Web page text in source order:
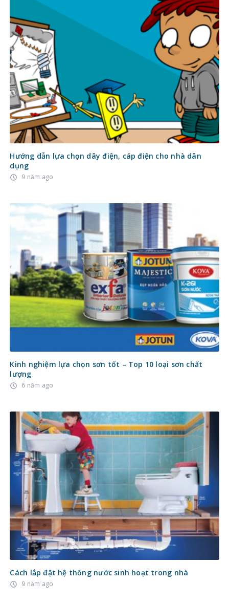
Hướng dẫn lựa chọn dây điện, cáp điện cho nhà dân
dụng
access_time 9 năm ago
Kinh nghiệm lựa chọn sơn tốt – Top 10 loại sơn chất
lượng
access_time 6 năm ago
Cách lắp đặt hệ thống nước sinh hoạt trong nhà
access_time 9 năm ago